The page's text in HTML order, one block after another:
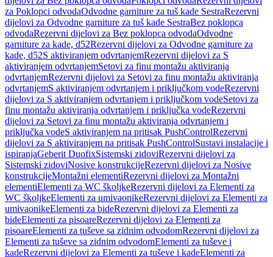
za Poklopci odvodaOdvodne garniture za tuš kade SestraRezervni
dijelovi za Odvodne garniture za tuš kade SestraBez poklopca
odvodaRezervni dijelovi za Bez poklopca odvodaOdvodne
garniture za kade, d52Rezervni dijelovi za Odvodne garniture za
kade, d52S aktiviranjem odvrtanjemRezervni dijelovi za S
aktiviranjem odvrtanjemSetovi za finu montažu aktiviranja
odvrtanjemRezervni dijelovi za Setovi za finu montažu aktiviranja
odvrtanjemS aktiviranjem odvrtanjem i priključkom vodeRezervni
dijelovi za S aktiviranjem odvrtanjem i priključkom vodeSetovi za
finu montažu aktiviranja odvrtanjem i priključka vodeRezervni
dijelovi za Setovi za finu montažu aktiviranja odvrtanjem i
priključka vodeS aktiviranjem na pritisak PushControlRezervni
dijelovi za S aktiviranjem na pritisak PushControlSustavi instalacije i
ispiranjaGeberit DuofixSistemski zidoviRezervni dijelovi za
Sistemski zidoviNosive konstrukcijeRezervni dijelovi za Nosive
konstrukcijeMontažni elementiRezervni dijelovi za Montažni
elementiElementi za WC školjkeRezervni dijelovi za Elementi za
WC školjkeElementi za umivaonikeRezervni dijelovi za Elementi za
umivaonikeElementi za bideRezervni dijelovi za Elementi za
bideElementi za pisoareRezervni dijelovi za Elementi za
pisoareElementi za tuševe sa zidnim odvodomRezervni dijelovi za
Elementi za tuševe sa zidnim odvodomElementi za tuševe i
kadeRezervni dijelovi za Elementi za tuševe i kadeElementi za